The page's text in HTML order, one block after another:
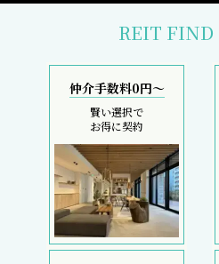
REIT FIND
仲介手数料0円～
賢い選択で
お得に契約